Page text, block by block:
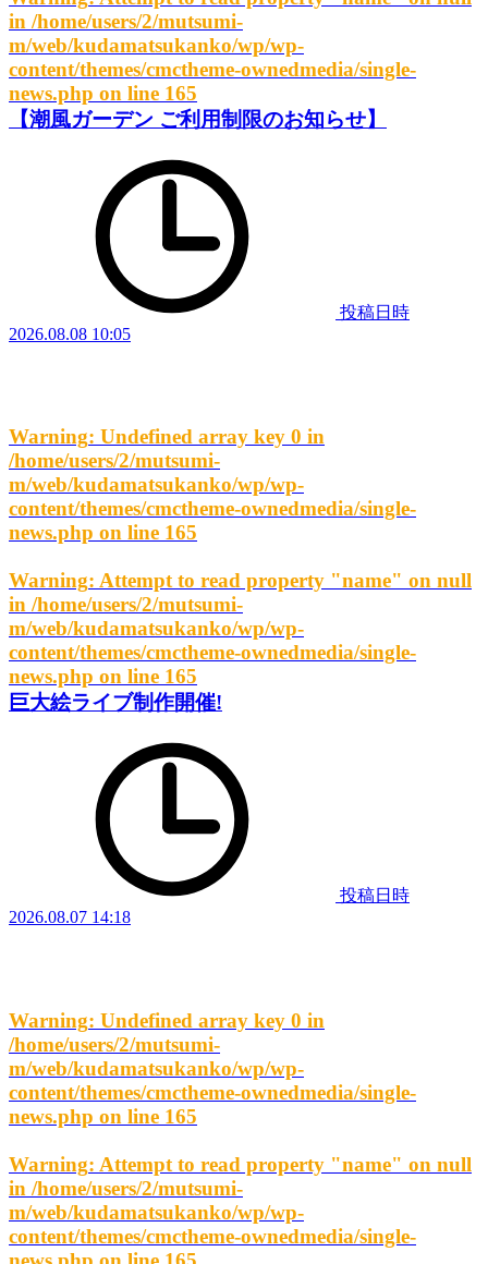
in /home/users/2/mutsumi-
m/web/kudamatsukanko/wp/wp-
content/themes/cmctheme-ownedmedia/single-
news.php on line 165
【潮風ガーデン ご利用制限のお知らせ】
投稿日時
2026.08.08 10:05
Warning: Undefined array key 0 in
/home/users/2/mutsumi-
m/web/kudamatsukanko/wp/wp-
content/themes/cmctheme-ownedmedia/single-
news.php on line 165
Warning: Attempt to read property "name" on null
in /home/users/2/mutsumi-
m/web/kudamatsukanko/wp/wp-
content/themes/cmctheme-ownedmedia/single-
news.php on line 165
巨大絵ライブ制作開催!
投稿日時
2026.08.07 14:18
Warning: Undefined array key 0 in
/home/users/2/mutsumi-
m/web/kudamatsukanko/wp/wp-
content/themes/cmctheme-ownedmedia/single-
news.php on line 165
Warning: Attempt to read property "name" on null
in /home/users/2/mutsumi-
m/web/kudamatsukanko/wp/wp-
content/themes/cmctheme-ownedmedia/single-